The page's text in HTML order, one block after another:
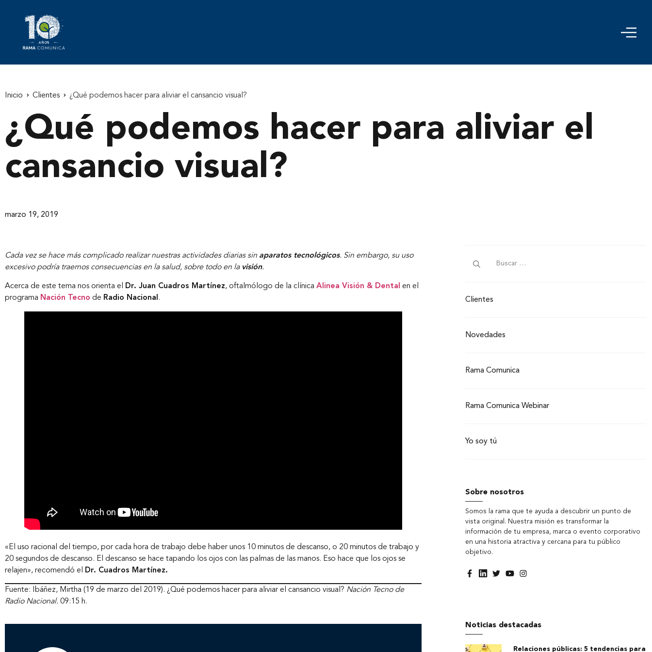
Inicio Clientes ¿Qué podemos hacer para aliviar el cansancio visual?
¿Qué podemos hacer para aliviar el
cansancio visual?
marzo 19, 2019
Cada vez se hace más complicado realizar nuestras actividades diarias sin aparatos tecnológicos. Sin embargo, su uso
excesivo podría traernos consecuencias en la salud, sobre todo en la visión.
Acerca de este tema nos orienta el Dr. Juan Cuadros Martínez, oftalmólogo de la clínica Alinea Visión & Dental en el
programa Nación Tecno de Radio Nacional .
«El uso racional del tiempo, por cada hora de trabajo debe haber unos 10 minutos de descanso, o 20 minutos de trabajo y
20 segundos de descanso. El descanso se hace tapando los ojos con las palmas de las manos. Eso hace que los ojos se
relajen», recomendó el
Dr. Cuadros Martínez.
Fuente: Ibáñez, Mirtha (19 de marzo del 2019). ¿Qué podemos hacer para aliviar el cansancio visual? Nación Tecno de
Radio Nacional. 09:15 h.
Clientes
Novedades
Rama Comunica
Rama Comunica Webinar
Yo soy tú
Sobre nosotros
Somos la rama que te ayuda a descubrir un punto de
vista original. Nuestra misión es transformar la
información de tu empresa, marca o evento corporativo
en una historia atractiva y cercana para tu público
objetivo.
Noticias destacadas
Relaciones públicas: 5 tendencias para